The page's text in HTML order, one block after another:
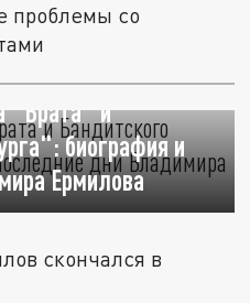
проблемы со
"Брата" и
биография и
Ермилова
скончался в